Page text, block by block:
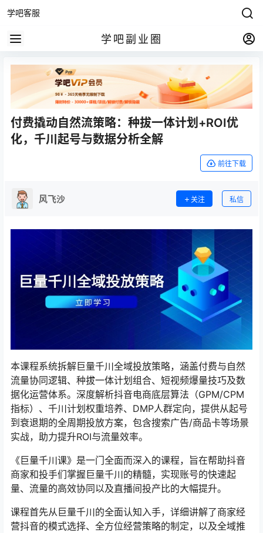
学吧客服
学吧副业圈
付费撬动自然流策略：种拔一体计划+ROI优
化，千川起号与数据分析全解
前往下载
风飞沙 关注 私信
本课程系统拆解巨量千川全域投放策略，涵盖付费与自然
流量协同逻辑、种拔一体计划组合、短视频爆量技巧及数
据化运营体系。深度解析抖音电商底层算法（GPM/CPM
指标）、千川计划权重培养、DMP人群定向，提供从起号
到衰退期的全周期投放方案，包含搜索广告/商品卡等场景
实战，助力提升ROI与流量效率。
《巨量千川课》是一门全面而深入的课程，旨在帮助抖音
商家和投手们掌握巨量千川的精髓，实现账号的快速起
量、流量的高效协同以及直播间投产比的大幅提升。
课程首先从巨量千川的全面认知入手，详细讲解了商家经
营抖音的模式选择、全方位经营策略的制定，以及全域推